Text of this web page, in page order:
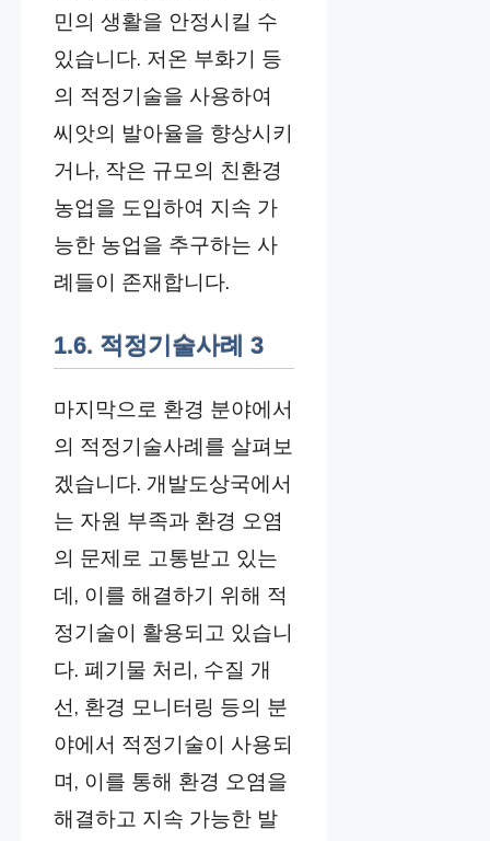
민의 생활을 안정시킬 수
있습니다. 저온 부화기 등
의 적정기술을 사용하여
씨앗의 발아율을 향상시키
거나, 작은 규모의 친환경
농업을 도입하여 지속 가
능한 농업을 추구하는 사
례들이 존재합니다.
1.6. 적정기술사례 3
마지막으로 환경 분야에서
의 적정기술사례를 살펴보
겠습니다. 개발도상국에서
는 자원 부족과 환경 오염
의 문제로 고통받고 있는
데, 이를 해결하기 위해 적
정기술이 활용되고 있습니
다. 폐기물 처리, 수질 개
선, 환경 모니터링 등의 분
야에서 적정기술이 사용되
며, 이를 통해 환경 오염을
해결하고 지속 가능한 발